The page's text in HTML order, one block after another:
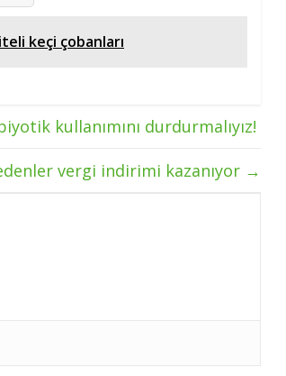
keçi çobanları
kullanımını durdurmalıyız!
vergi indirimi kazanıyor →